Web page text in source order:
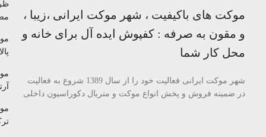
موکت های باکیفیت ، شهر موکت ایرانی ،زیبا ،
و مقون به صرفه : کفپوش ایده آل برای خانه و
محل کار شما
شهر موکت ایرانی فعالیت خود را از سال 1389 شروع به فعالیت
در ضمینه فروش و پخش انواع موکت و متریال دکوراسیون داخلی